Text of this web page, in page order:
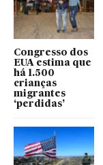
Congresso dos
EUA estima que
há 1.500
crianças
migrantes
‘perdidas’